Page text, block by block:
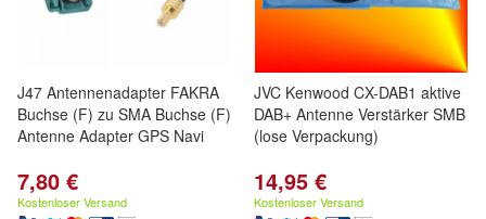
J47 Antennenadapter FAKRA
Buchse (F) zu SMA Buchse (F)
Antenne Adapter GPS Navi
7,80 €
Kostenloser Versand
JVC Kenwood CX-DAB1 aktive
DAB+ Antenne Verstärker SMB
(lose Verpackung)
14,95 €
Kostenloser Versand